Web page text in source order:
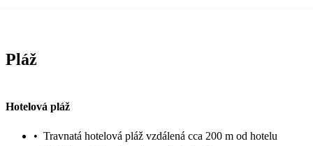
Pláž
Hotelová pláž
• Travnatá hotelová pláž vzdálená cca 200 m od hotelu